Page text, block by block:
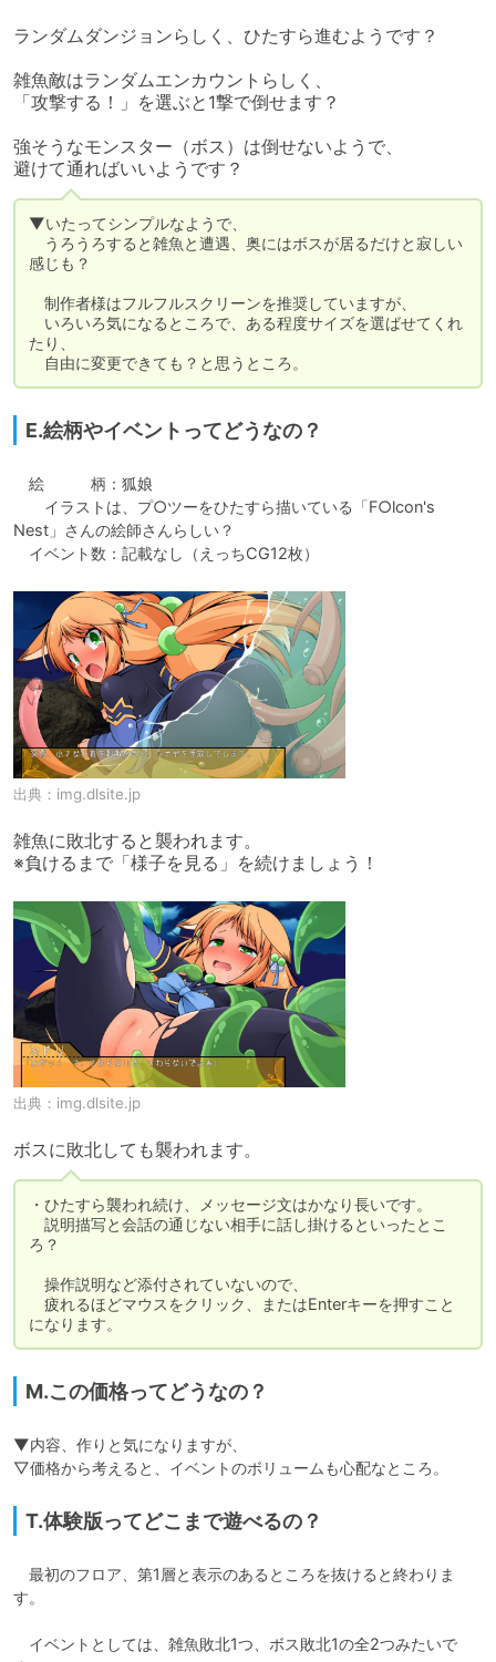
ランダムダンジョンらしく、ひたすら進むようです？
雑魚敵はランダムエンカウントらしく、
「攻撃する！」を選ぶと1撃で倒せます？
強そうなモンスター（ボス）は倒せないようで、
避けて通ればいいようです？
▼いたってシンプルなようで、
うろうろすると雑魚と遭遇、奥にはボスが居るだけと寂しい
感じも？
制作者様はフルフルスクリーンを推奨していますが、
いろいろ気になるところで、ある程度サイズを選ばせてくれ
たり、
自由に変更できても？と思うところ。
E.絵柄やイベントってどうなの？
絵　　　柄：狐娘
イラストは、プ○ツーをひたすら描いている「F○lcon's
Nest」さんの絵師さんらしい？
イベント数：記載なし（えっちCG12枚）
出典： img.dlsite.jp
雑魚に敗北すると襲われます。
※負けるまで「様子を見る」を続けましょう！
出典： img.dlsite.jp
ボスに敗北しても襲われます。
・ひたすら襲われ続け、メッセージ文はかなり長いです。
説明描写と会話の通じない相手に話し掛けるといったとこ
ろ？
操作説明など添付されていないので、
疲れるほどマウスをクリック、またはEnterキーを押すこと
になります。
M.この価格ってどうなの？
▼内容、作りと気になりますが、
▽価格から考えると、イベントのボリュームも心配なところ。
T.体験版ってどこまで遊べるの？
最初のフロア、第1層と表示のあるところを抜けると終わりま
す。
イベントとしては、雑魚敗北1つ、ボス敗北1の全2つみたいで